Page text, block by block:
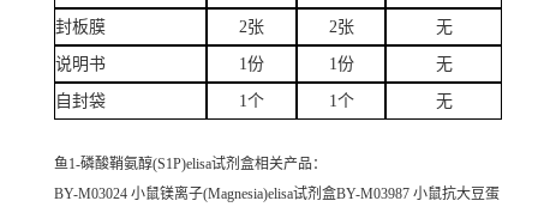
封板膜 2张 2张 无
说明书 1份 1份 无
自封袋 1个 1个 无
鱼1-磷酸鞘氨醇(S1P)elisa试剂盒相关产品：
BY-M03024 小鼠镁离子(Magnesia)elisa试剂盒BY-M03987 小鼠抗大豆蛋